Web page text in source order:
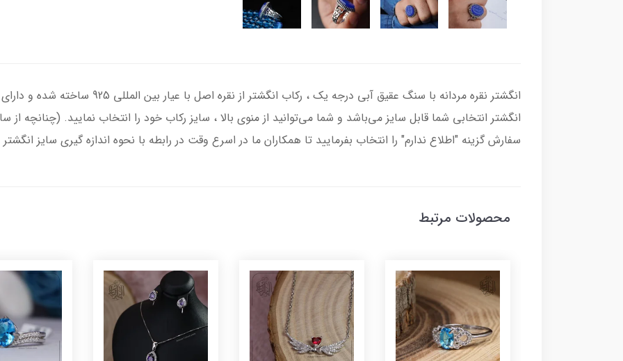
انگشتر نقره مردانه با سنگ عقیق آبی درجه یک
انگشتر انتخابی شما قابل سایز می‌باشد و شما می‌توانید از منوی بالا ، سایز رکاب خود را انتخاب نمایید. (چنانچه
سفارش گزینه "اطلاع ندارم" را انتخاب بفرمایید تا همکاران ما در اسرع وقت در رابطه با نحوه اندازه گیری سایز
محصولات مرتبط